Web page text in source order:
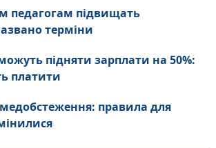
педагогам підвищать
терміни
підняти зарплати на 50%:
платити
правила для